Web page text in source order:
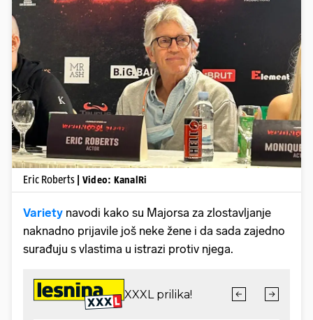
Pokretanje videa...
Eric Roberts | Video: KanalRi
Variety navodi kako su Majorsa za zlostavljanje
naknadno prijavile još neke žene i da sada zajedno
surađuju s vlastima u istrazi protiv njega.